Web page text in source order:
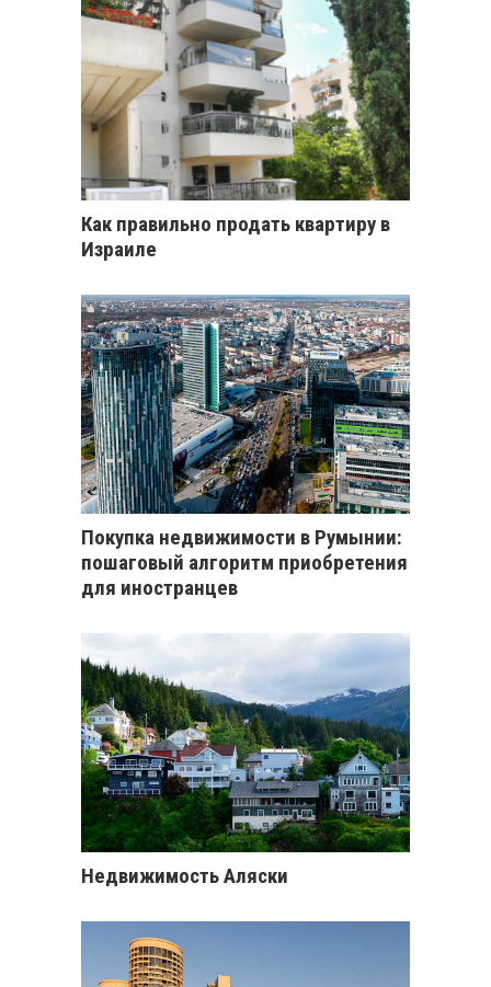
Как правильно продать квартиру в
Израиле
Покупка недвижимости в Румынии:
пошаговый алгоритм приобретения
для иностранцев
Недвижимость Аляски